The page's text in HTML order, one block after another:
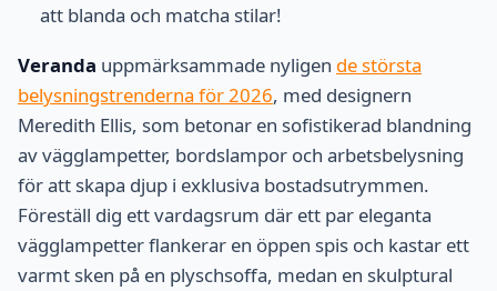
att blanda och matcha stilar!
Veranda uppmärksammade nyligen de största
belysningstrenderna för 2026, med designern
Meredith Ellis, som betonar en sofistikerad blandning
av vägglampetter, bordslampor och arbetsbelysning
för att skapa djup i exklusiva bostadsutrymmen.
Föreställ dig ett vardagsrum där ett par eleganta
vägglampetter flankerar en öppen spis och kastar ett
varmt sken på en plyschsoffa, medan en skulptural